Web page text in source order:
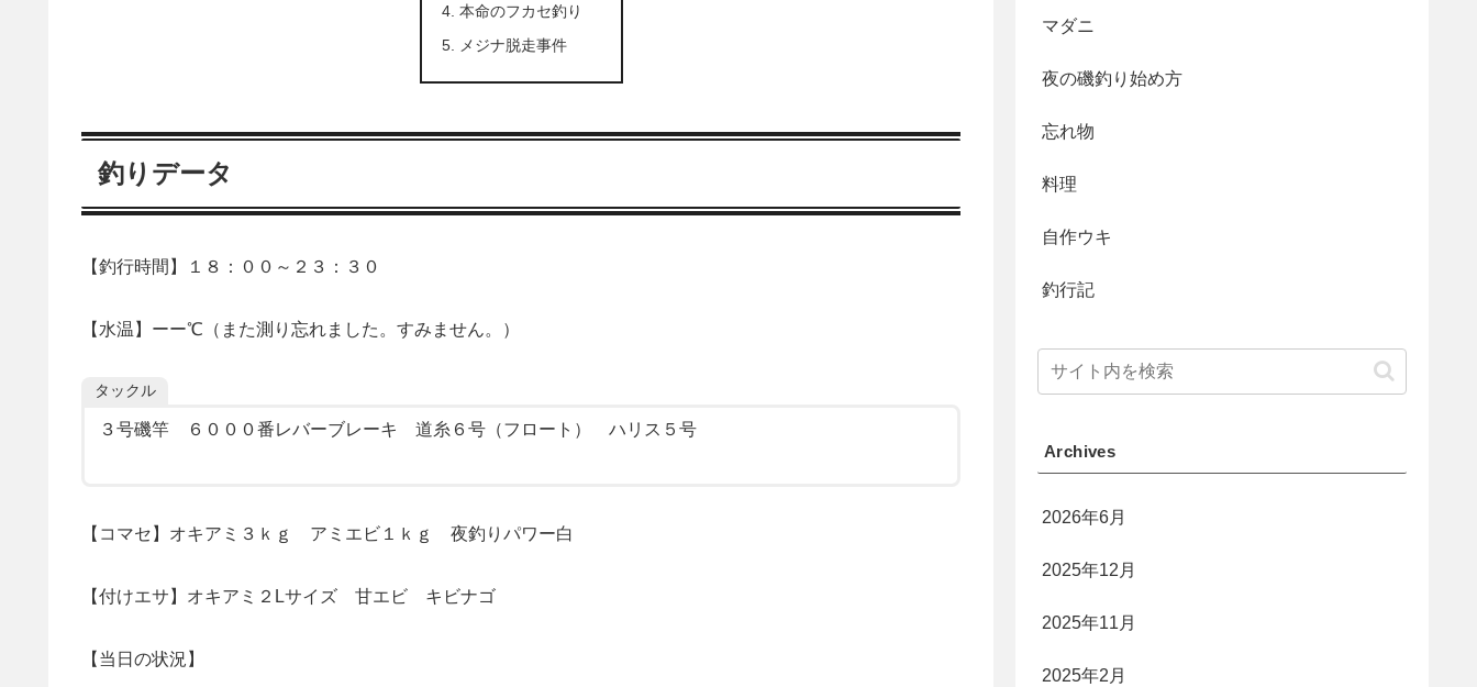
本命のフカセ釣り
メジナ脱走事件
釣りデータ
【釣行時間】１８：００～２３：３０
【水温】ーー℃（また測り忘れました。すみません。）
タックル
３号磯竿 ６０００番レバーブレーキ 道糸６号（フロート） ハリス５号
【コマセ】オキアミ３ｋｇ アミエビ１ｋｇ 夜釣りパワー白
【付けエサ】オキアミ２Lサイズ 甘エビ キビナゴ
【当日の状況】
マダニ
夜の磯釣り始め方
忘れ物
料理
自作ウキ
釣行記
Archives
2026年6月
2025年12月
2025年11月
2025年2月